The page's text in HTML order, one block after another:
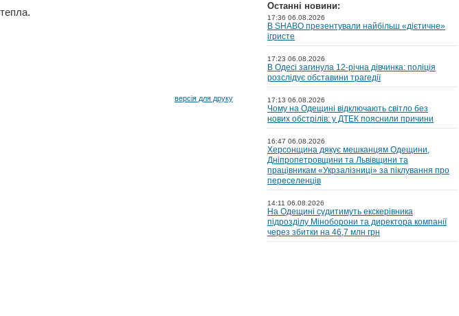
версія для друку
Останні новини:
17:36 06.08.2026
В SHABO презентували найбільш «дієтичне»
ігристе
17:23 06.08.2026
В Одесі загинула 12-річна дівчинка: поліція
розслідує обставини трагедії
17:13 06.08.2026
Чому на Одещині відключають світло без
нових обстрілів: у ДТЕК пояснили причини
16:47 06.08.2026
Херсонщина дякує мешканцям Одещини,
Дніпропетровщини та Львівщини та
працівникам «Укрзалізниці» за піклування про
переселенців
14:11 06.08.2026
На Одещині судитимуть екскерівника
підрозділу Міноборони та директора компанії
через збитки на 46,7 млн грн